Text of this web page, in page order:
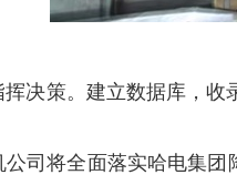
决策。建立数据库，
司将全面落实哈电集团